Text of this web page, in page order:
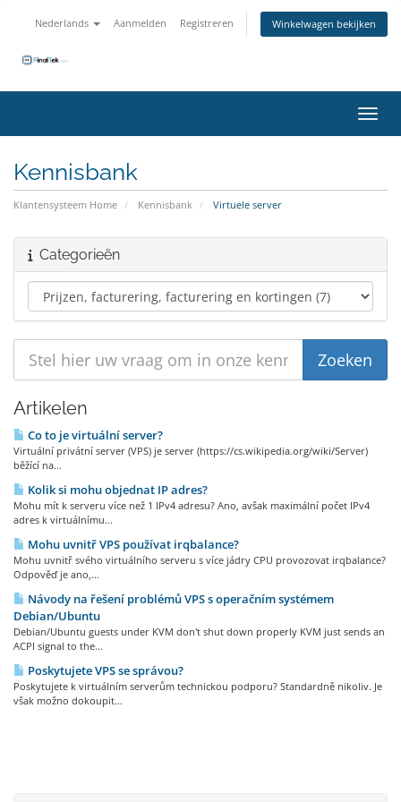
Nederlands Aanmelden Registreren Winkelwagen bekijken
Kennisbank
Klantensysteem Home Kennisbank Virtuele server
Categorieën
Artikelen
Co to je virtuální server?
Virtuální privátní server (VPS) je server (https://cs.wikipedia.org/wiki/Server)
běžící na...
Kolik si mohu objednat IP adres?
Mohu mít k serveru více než 1 IPv4 adresu? Ano, avšak maximální počet IPv4
adres k virtuálnímu...
Mohu uvnitř VPS používat irqbalance?
Mohu uvnitř svého virtuálního serveru s více jádry CPU provozovat irqbalance?
Odpověď je ano,...
Návody na řešení problémů VPS s operačním systémem
Debian/Ubuntu
Debian/Ubuntu guests under KVM don't shut down properly KVM just sends an
ACPI signal to the...
Poskytujete VPS se správou?
Poskytujete k virtuálním serverům technickou podporu? Standardně nikoliv. Je
však možno dokoupit...